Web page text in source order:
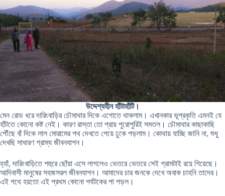
উদ্দেশ্যহীন হাঁটাহাঁটি।
মেন রোড ধরে দারিংবাড়ির চৌমাথার দিকে এগোতে থাকলাম। এখানকার ভূপ্রকৃতি এমনই যে
হাঁটতে কোনো কষ্ট নেই। কারণ রাস্তা তো প্রায় পুরোপুরিই সমতল। চৌমাথার কাছাকাছি
পৌঁছে বাঁ দিকে লাল মোরামের পথ দেখতে পেয়ে ঢুকে পড়লাম। কোথায় যাচ্ছি জানি না, শুধু
দেখছি সাধারণ গ্রাম্য জীবনযাপন।
হ্যাঁ, দারিংবাড়িতে শহুরে ছোঁয়া এসে লাগলেও ভেতরে ভেতরে সেই গ্রামটাই রয়ে গিয়েছে।
আদিবাসী মানুষের সহজসরল জীবনযাপন। আমাদের চার জনকে দেখে অবাক চাহনি তাদের।
এই পথে হয়তো এই প্রথম কোনো পর্যটকের পা পড়ল।